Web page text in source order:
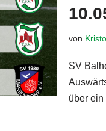
von
SV
über